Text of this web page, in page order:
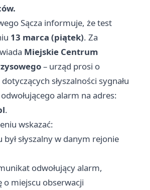
Sącza informuje, że test
13 marca (piątek). Za
Miejskie Centrum
– urząd prosi o
słyszalności sygnału
alarm na adres:
.
wskazać:
był słyszalny w danym rejonie
odwołujący alarm,
miejscu obserwacji